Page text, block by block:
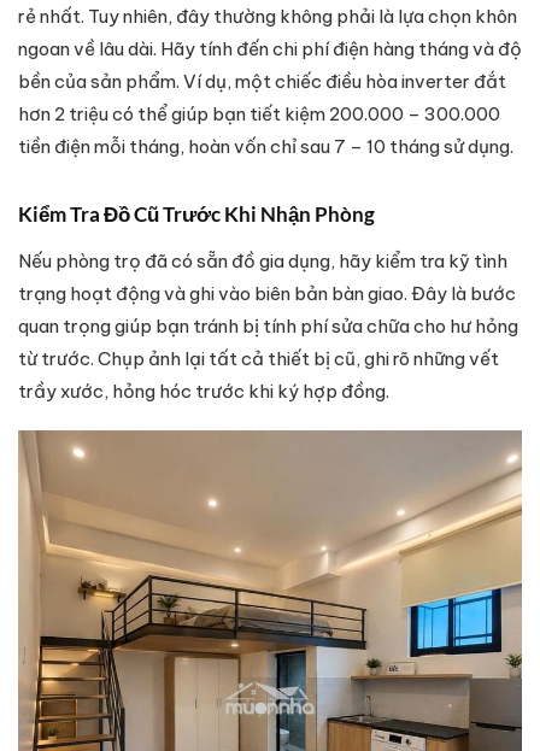
rẻ nhất. Tuy nhiên, đây thường không phải là lựa chọn khôn
ngoan về lâu dài. Hãy tính đến chi phí điện hàng tháng và độ
bền của sản phẩm. Ví dụ, một chiếc điều hòa inverter đắt
hơn 2 triệu có thể giúp bạn tiết kiệm 200.000 – 300.000
tiền điện mỗi tháng, hoàn vốn chỉ sau 7 – 10 tháng sử dụng.
Kiểm Tra Đồ Cũ Trước Khi Nhận Phòng
Nếu phòng trọ đã có sẵn đồ gia dụng, hãy kiểm tra kỹ tình
trạng hoạt động và ghi vào biên bản bàn giao. Đây là bước
quan trọng giúp bạn tránh bị tính phí sửa chữa cho hư hỏng
từ trước. Chụp ảnh lại tất cả thiết bị cũ, ghi rõ những vết
trầy xước, hỏng hóc trước khi ký hợp đồng.